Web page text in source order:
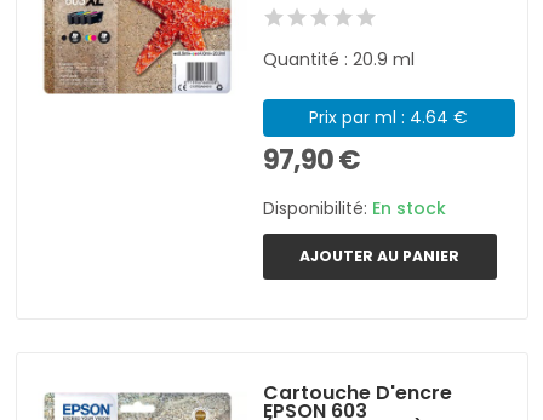
Quantité : 20.9 ml
Prix par ml : 4.64 €
97,90 €
Disponibilité: En stock
AJOUTER AU PANIER
Cartouche D'encre
EPSON 603